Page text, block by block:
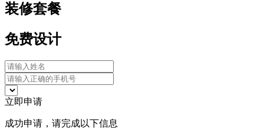
装修套餐
免费设计
立即申请
成功申请，请完成以下信息